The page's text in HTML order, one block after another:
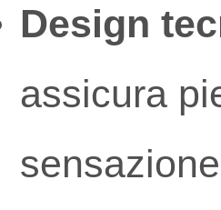
Design
assicura